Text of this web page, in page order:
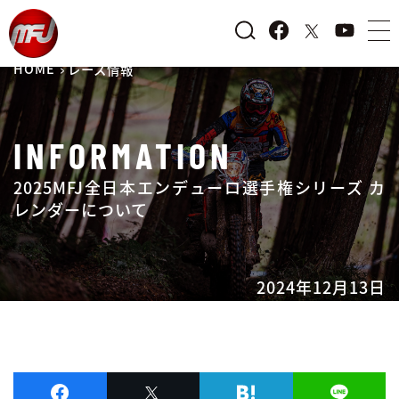
HOME レース情報
INFORMATION
2025MFJ全日本エンデューロ選手権シリーズ カ
レンダーについて
2024年12月13日